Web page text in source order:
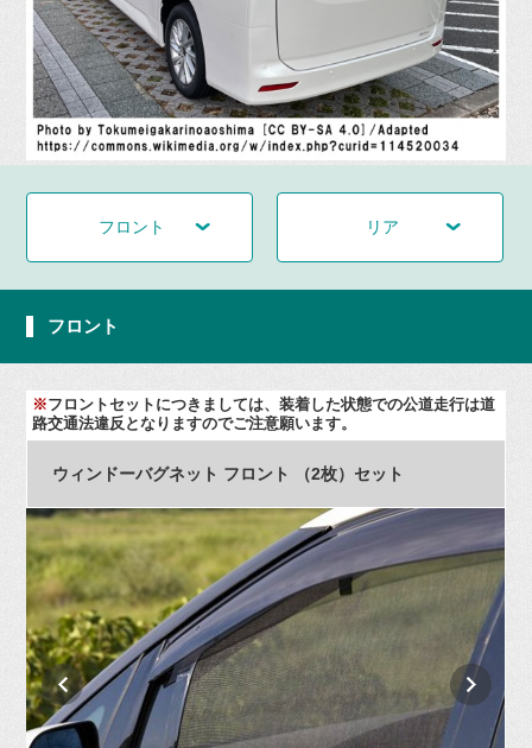
フロント リア
フロント
※フロントセットにつきましては、装着した状態での公道走行は道
路交通法違反となりますのでご注意願います。
ウィンドーバグネット フロント （2枚）セット